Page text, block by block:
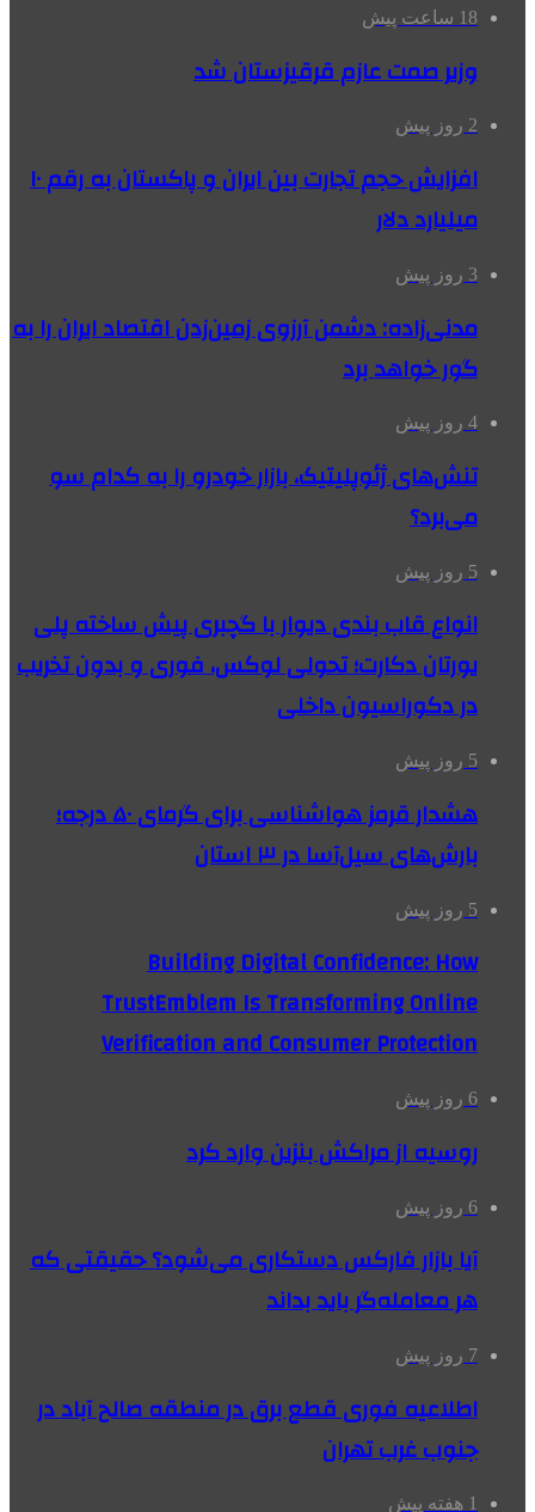
18 ساعت پیش
وزیر صمت عازم قرقیزستان شد
2 روز پیش
افزایش حجم تجارت بین ایران و پاکستان به رقم ۱۰
میلیارد دلار
3 روز پیش
مدنی‌زاده: دشمن آرزوی زمین‌زدن اقتصاد ایران را به
گور خواهد برد
4 روز پیش
تنش‌های ژئوپلیتیک، بازار خودرو را به کدام سو
می‌برد؟
5 روز پیش
انواع قاب بندی دیوار با گچبری پیش ساخته پلی
یورتان دکارت؛ تحولی لوکس، فوری و بدون تخریب
در دکوراسیون داخلی
5 روز پیش
هشدار قرمز هواشناسی برای گرمای ۵۰ درجه؛
بارش‌های سیل‌آسا در ۳ استان
5 روز پیش
Building Digital Confidence: How
TrustEmblem Is Transforming Online
Verification and Consumer Protection
6 روز پیش
روسیه از مراکش بنزین وارد کرد
6 روز پیش
آیا بازار فارکس دستکاری می‌شود؟ حقیقتی که
هر معامله‌گر باید بداند
7 روز پیش
اطلاعیه فوری قطع برق در منطقه صالح آباد در
جنوب غرب تهران
1 هفته پیش